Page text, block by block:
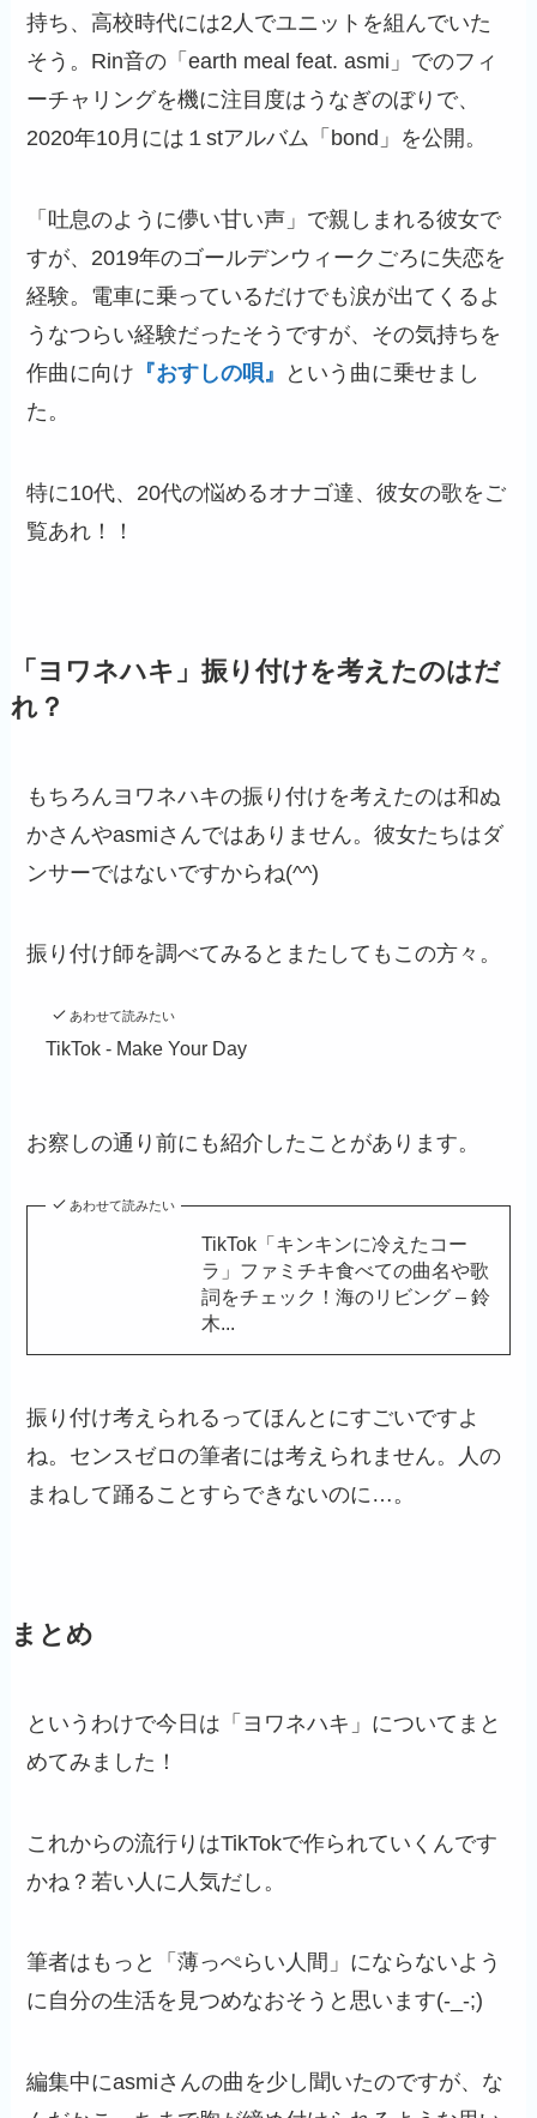
持ち、高校時代には2人でユニットを組んでいた
そう。Rin音の「earth meal feat. asmi」でのフィ
ーチャリングを機に注目度はうなぎのぼりで、
2020年10月には１stアルバム「bond」を公開。
「吐息のように儚い甘い声」で親しまれる彼女で
すが、2019年のゴールデンウィークごろに失恋を
経験。電車に乗っているだけでも涙が出てくるよ
うなつらい経験だったそうですが、その気持ちを
作曲に向け 『おすしの唄』
という曲に乗せまし
た。
特に10代、20代の悩めるオナゴ達、彼女の歌をご
覧あれ！！
「ヨワネハキ」振り付けを考えたのはだ
れ？
もちろんヨワネハキの振り付けを考えたのは和ぬ
かさんやasmiさんではありません。彼女たちはダ
ンサーではないですからね(^^)
振り付け師を調べてみるとまたしてもこの方々。
あわせて読みたい
TikTok - Make Your Day
お察しの通り前にも紹介したことがあります。
あわせて読みたい
TikTok「キンキンに冷えたコー
ラ」ファミチキ食べての曲名や歌
詞をチェック！海のリビング – 鈴
木...
振り付け考えられるってほんとにすごいですよ
ね。センスゼロの筆者には考えられません。人の
まねして踊ることすらできないのに…。
まとめ
というわけで今日は「ヨワネハキ」についてまと
めてみました！
これからの流行りはTikTokで作られていくんです
かね？若い人に人気だし。
筆者はもっと「薄っぺらい人間」にならないよう
に自分の生活を見つめなおそうと思います(-_-;)
編集中にasmiさんの曲を少し聞いたのですが、な